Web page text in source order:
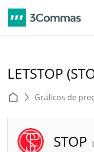
LETSTOP
Gráficos de
STOP